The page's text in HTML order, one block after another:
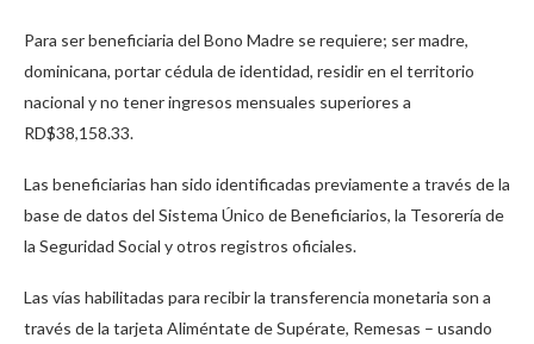
Para ser beneficiaria del Bono Madre se requiere; ser madre,
dominicana, portar cédula de identidad, residir en el territorio
nacional y no tener ingresos mensuales superiores a
RD$38,158.33.
Las beneficiarias han sido identificadas previamente a través de la
base de datos del Sistema Único de Beneficiarios, la Tesorería de
la Seguridad Social y otros registros oficiales.
Las vías habilitadas para recibir la transferencia monetaria son a
través de la tarjeta Aliméntate de Supérate, Remesas – usando